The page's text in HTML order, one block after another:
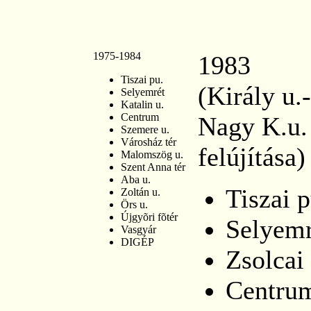
1975-1984
Tiszai pu.
Selyemrét
Katalin u.
Centrum
Szemere u.
Városház tér
Malomszög u.
Szent Anna tér
Aba u.
Zoltán u.
Örs u.
Újgyõri fõtér
Vasgyár
DIGÉP
1983
(Király
Nagy K.u.
felújítása)
Tiszai
Zsolcai